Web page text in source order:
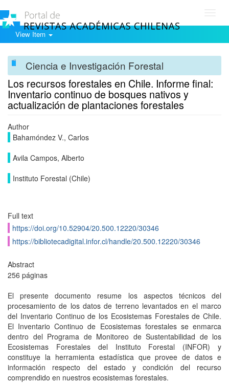
View Item
Ciencia e Investigación Forestal
Los recursos forestales en Chile. Informe final:
Inventario continuo de bosques nativos y
actualización de plantaciones forestales
Author
Bahamóndez V., Carlos
Avila Campos, Alberto
Instituto Forestal (Chile)
Full text
https://doi.org/10.52904/20.500.12220/30346
https://bibliotecadigital.infor.cl/handle/20.500.12220/30346
Abstract
256 páginas
El presente documento resume los aspectos técnicos del
procesamiento de los datos de terreno levantados en el marco
del Inventario Continuo de los Ecosistemas Forestales de Chile.
El Inventario Continuo de Ecosistemas forestales se enmarca
dentro del Programa de Monitoreo de Sustentabilidad de los
Ecosistemas Forestales del Instituto Forestal (INFOR) y
constituye la herramienta estadística que provee de datos e
información respecto del estado y condición del recurso
comprendido en nuestros ecosistemas forestales.